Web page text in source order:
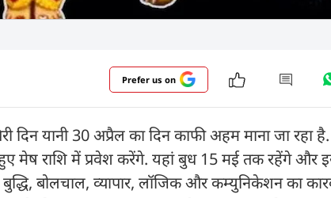
Prefer us on
दिन यानी 30 अप्रैल का दिन काफी अहम माना जा रहा
मेष राशि में प्रवेश करेंगे. यहां बुध 15 मई तक रहेंगे और
बोलचाल, व्यापार, लॉजिक और कम्युनिकेशन का